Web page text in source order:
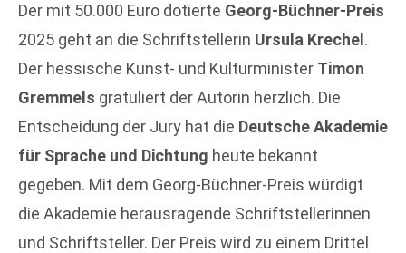
Der mit 50.000 Euro dotierte Georg-Büchner-Preis
2025 geht an die Schriftstellerin Ursula Krechel .
Der hessische Kunst- und Kulturminister Timon
Gremmels gratuliert der Autorin herzlich. Die
Entscheidung der Jury hat die Deutsche Akademie
für Sprache und Dichtung heute bekannt
gegeben. Mit dem Georg-Büchner-Preis würdigt
die Akademie herausragende Schriftstellerinnen
und Schriftsteller. Der Preis wird zu einem Drittel